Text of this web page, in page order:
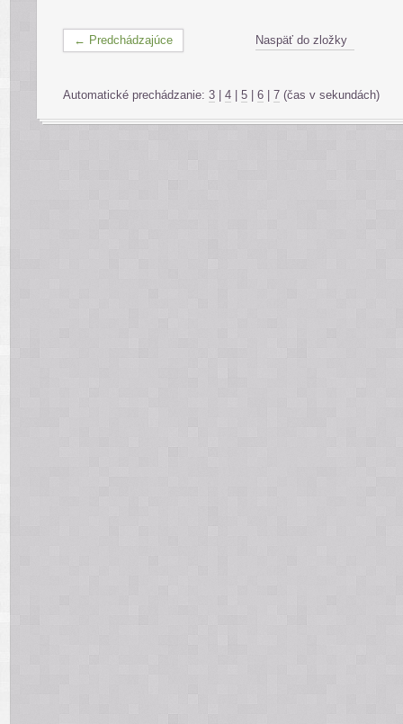
← Predchádzajúce Naspäť do zložky
Automatické prechádzanie: 3 4 5 6 7 (čas v sekundách)